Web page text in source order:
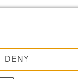
DENY